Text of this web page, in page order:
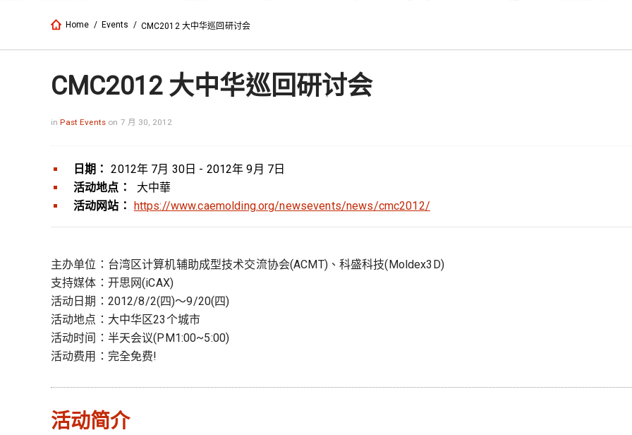
Home / Events / CMC2012 大中华巡回研讨会
CMC2012 大中华巡回研讨会
inPast Events on 7 月 30, 2012
日期：
2012年 7月 30日 - 2012年 9月 7日
活动地点：
大中華
活动网站： https://www.caemolding.org/newsevents/news/cmc2012/
主办单位：台湾区计算机辅助成型技术交流协会(ACMT)、科盛科技(Moldex3D)
支持媒体：开思网(iCAX)
活动日期：2012/8/2(四)～9/20(四)
活动地点：大中华区23个城市
活动时间：半天会议(PM1:00~5:00)
活动费用：完全免费!
活动简介